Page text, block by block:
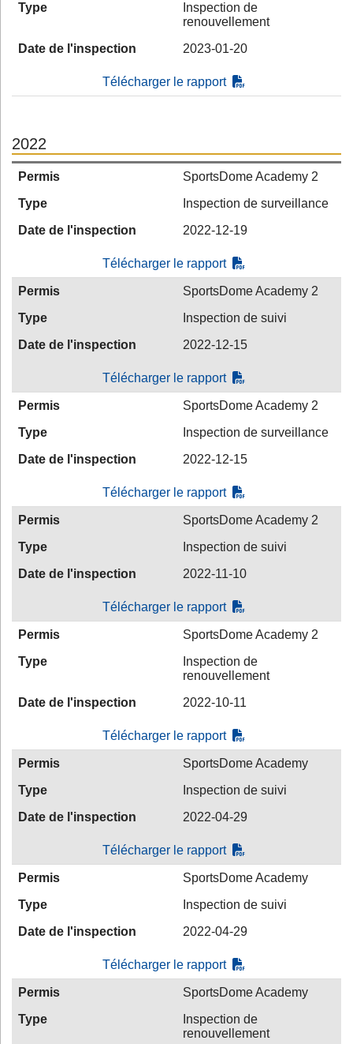
Type
Inspection de
renouvellement
Date de l'inspection
2023-01-20
Télécharger le rapport
2022
Permis
SportsDome Academy 2
Type
Inspection de surveillance
Date de l'inspection
2022-12-19
Télécharger le rapport
Permis
SportsDome Academy 2
Type
Inspection de suivi
Date de l'inspection
2022-12-15
Télécharger le rapport
Permis
SportsDome Academy 2
Type
Inspection de surveillance
Date de l'inspection
2022-12-15
Télécharger le rapport
Permis
SportsDome Academy 2
Type
Inspection de suivi
Date de l'inspection
2022-11-10
Télécharger le rapport
Permis
SportsDome Academy 2
Type
Inspection de
renouvellement
Date de l'inspection
2022-10-11
Télécharger le rapport
Permis
SportsDome Academy
Type
Inspection de suivi
Date de l'inspection
2022-04-29
Télécharger le rapport
Permis
SportsDome Academy
Type
Inspection de suivi
Date de l'inspection
2022-04-29
Télécharger le rapport
Permis
SportsDome Academy
Type
Inspection de
renouvellement